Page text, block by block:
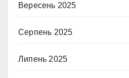
Вересень 2025
Серпень 2025
Липень 2025